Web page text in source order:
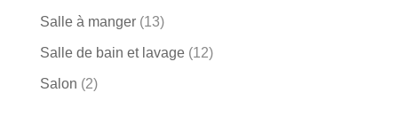
Salle à manger (13)
Salle de bain et lavage (12)
Salon (2)